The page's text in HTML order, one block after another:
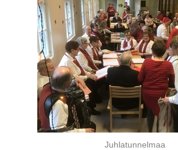
Juhlatunnelmaa